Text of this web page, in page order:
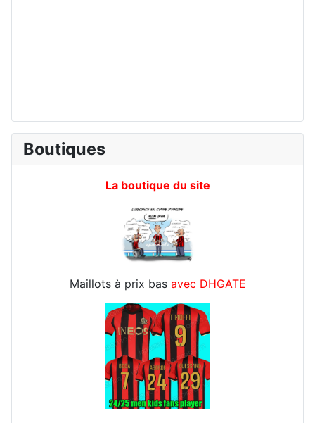
Boutiques
La boutique du site
Maillots à prix bas avec DHGATE